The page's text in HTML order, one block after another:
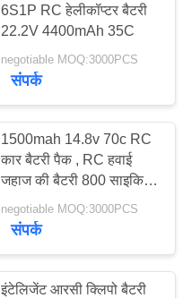
6S1P RC हेलीकॉप्टर बैटरी
22.2V 4400mAh 35C
negotiable MOQ:3000PCS
संपर्क
1500mah 14.8v 70c RC
कार बैटरी पैक , RC हवाई
जहाज की बैटरी 800 साइकिल
negotiable MOQ:3000PCS
संपर्क
इंटेलिजेंट आरसी क्लिपो बैटरी